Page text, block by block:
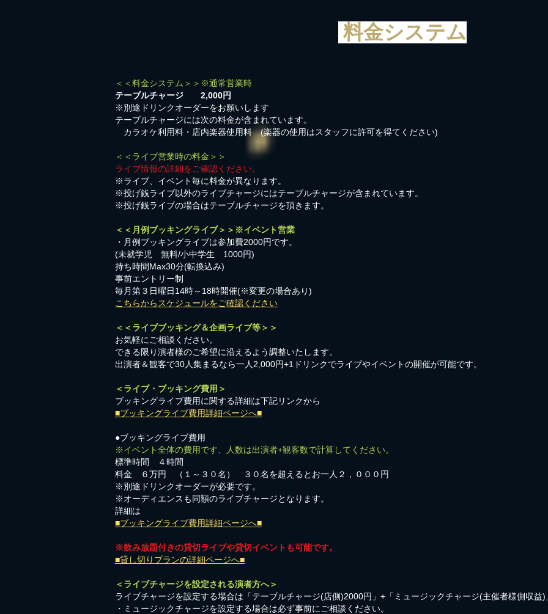
料金システム
＜＜料金システム＞＞※通常営業時
テーブルチャージ 2,000円
※別途ドリンクオーダーをお願いします
テーブルチャージには次の料金が含まれています。
カラオケ利用料・店内楽器使用料 (楽器の使用はスタッフに許可を得てください)
＜＜ライブ営業時の料金＞＞
ライブ情報の詳細をご確認ください。
※ライブ、イベント毎に料金が異なります。
※投げ銭ライブ以外のライブチャージにはテーブルチャージが含まれています。
※投げ銭ライブの場合はテーブルチャージを頂きます。
＜＜月例ブッキングライブ＞＞※イベント営業
・月例ブッキングライブは参加費2000円です。
​(未就学児 無料/小中学生 1000円)
持ち時間Max30分(転換込み)
事前エントリー制
毎月第３日曜日14時～18時開催(※変更の場合あり)
こちらからスケジュールをご確認ください
＜＜ライブブッキング＆企画ライブ等＞＞
お気軽にご相談ください。​
​できる限り演者様のご希望に沿えるよう調整いたします。
出演者＆観客で30人集まるなら一人2,000円+1ドリンクでライブやイベントの開催が可能です。
＜ライブ・ブッキング費用＞
ブッキングライブ費用に関する詳細は下記リンクから
■ブッキングライブ費用詳細ページへ■
●ブッキングライブ費用
※イベント全体の費用です、人数は出演者+観客数で計算してください。
標準時間 ４時間
料金 ６万円 （１～３０名） ３０名を超えるとお一人２，０００円
※別途ドリンクオーダーが必要です。
※オーディエンスも同額のライブチャージとなります。
詳細は
■ブッキングライブ費用詳細ページへ■
※飲み放題付きの貸切ライブや貸切イベントも可能です。
■貸し切りプランの詳細ページへ■
＜ライブチャージを設定される演者方へ＞
ライブチャージを設定する場合は「テーブルチャージ(店側)2000円」+「ミュージックチャージ(主催者様側収益
・ミュージックチャージを設定する場合は必ず事前にご相談ください。